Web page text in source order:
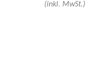
(inkl. MwSt.)